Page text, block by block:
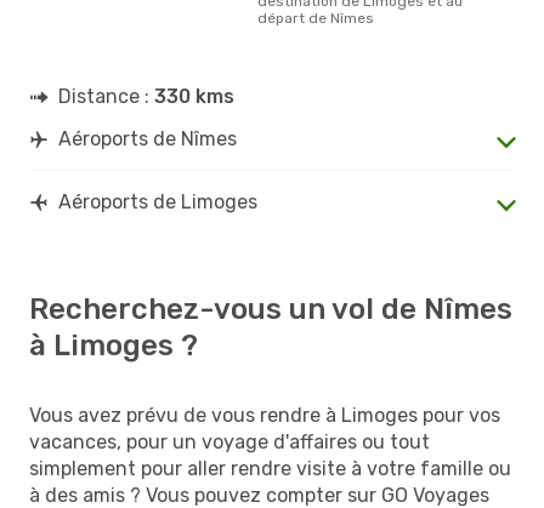
départ de Nîmes
Distance : 330 kms
Aéroports de Nîmes
Aéroports de Limoges
Recherchez-vous un vol de Nîmes
à Limoges ?
Vous avez prévu de vous rendre à Limoges pour vos
vacances, pour un voyage d'affaires ou tout
simplement pour aller rendre visite à votre famille ou
à des amis ? Vous pouvez compter sur GO Voyages